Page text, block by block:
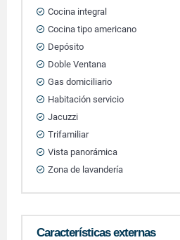
Cocina integral
Cocina tipo americano
Depósito
Doble Ventana
Gas domiciliario
Habitación servicio
Jacuzzi
Trifamiliar
Vista panorámica
Zona de lavandería
Características externas